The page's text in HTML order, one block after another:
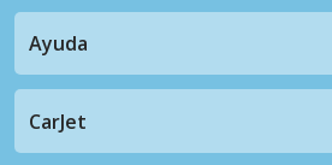
Ayuda
CarJet